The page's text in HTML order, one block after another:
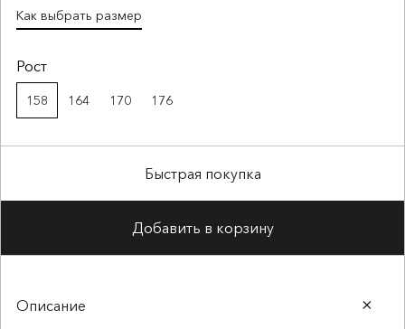
Как выбрать размер
Рост
158 164 170 176
Быстрая покупка
Добавить в корзину
Описание